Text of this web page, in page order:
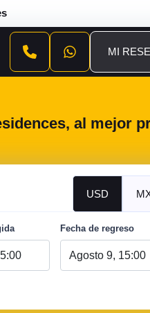
MI
al mejor
USD
Fecha de regreso